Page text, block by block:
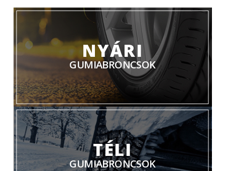
NYÁRI
GUMIABRONCSOK
TÉLI
GUMIABRONCSOK